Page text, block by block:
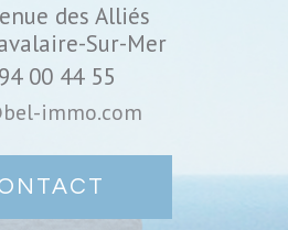
des Alliés
Sur-Mer
00 44 55
immo.com